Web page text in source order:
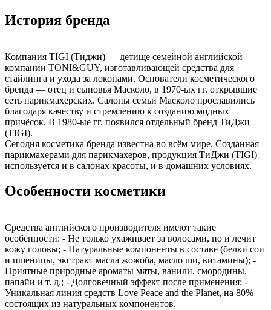
История бренда
Компания TIGI (Тиджи) — детище семейной английской
компании TONI&GUY, изготавливающей средства для
стайлинга и ухода за локонами. Основатели косметического
бренда — отец и сыновья Масколо, в 1970-ых гг. открывшие
сеть парикмахерских. Салоны семьи Масколо прославились
благодаря качеству и стремлению к созданию модных
причёсок. В 1980-ые гг. появился отдельный бренд ТиДжи
(TIGI).
Сегодня косметика бренда известна во всём мире. Созданная
парикмахерами для парикмахеров, продукция ТиДжи (TIGI)
используется и в салонах красоты, и в домашних условиях.
Особенности косметики
Средства английского производителя имеют такие
особенности: - Не только ухаживает за волосами, но и лечит
кожу головы; - Натуральные компоненты в составе (белки сои
и пшеницы, экстракт масла жожоба, масло ши, витамины); -
Приятные природные ароматы мяты, ванили, смородины,
папайи и т. д.; - Долговечный эффект после применения; -
Уникальная линия средств Love Peace and the Planet, на 80%
состоящих из натуральных компонентов.